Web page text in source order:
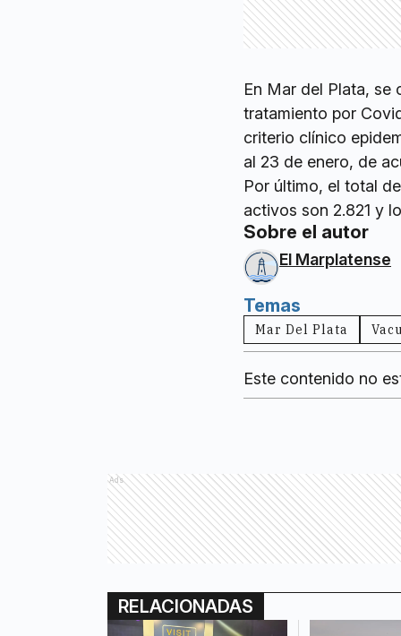
En Mar del Plata, se
tratamiento por
criterio clínico
al 23 de enero, de
Por último, el total
activos son 2.821 y
Sobre el autor
El Marplatense
Temas
Mar Del Plata
Este contenido no
Ads
RELACIONADAS